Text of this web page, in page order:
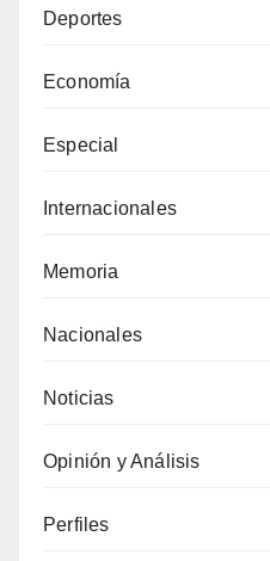
Deportes
Economía
Especial
Internacionales
Memoria
Nacionales
Noticias
Opinión y Análisis
Perfiles